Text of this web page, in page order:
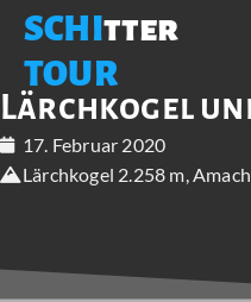
SCHItter
TOUR
Lärchkogel
17. Februar 2020
Lärchkogel 2.258 m,